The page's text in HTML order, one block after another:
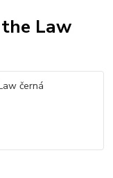
Law